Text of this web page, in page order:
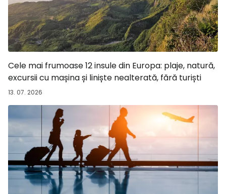
Cele mai frumoase 12 insule din Europa: plaje, natură,
excursii cu mașina și liniște nealterată, fără turiști
13. 07. 2026